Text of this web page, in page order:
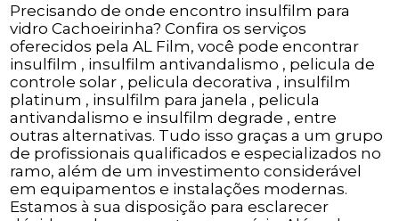
Precisando de onde encontro insulfilm para
vidro Cachoeirinha? Confira os serviços
oferecidos pela AL Film, você pode encontrar
insulfilm , insulfilm antivandalismo , pelicula de
controle solar , pelicula decorativa , insulfilm
platinum , insulfilm para janela , pelicula
antivandalismo e insulfilm degrade , entre
outras alternativas. Tudo isso graças a um grupo
de profissionais qualificados e especializados no
ramo, além de um investimento considerável
em equipamentos e instalações modernas.
Estamos à sua disposição para esclarecer